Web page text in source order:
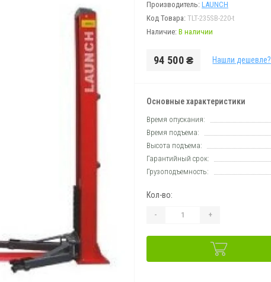
Производитель: LAUNCH
Код Товара: TLT-235SB-220-t
Наличие: В наличии
94 500 ₴ Нашли дешевле?
Основные характеристики
Время опускания:
Время подъема:
Высота подъема:
Гарантийный срок:
Грузоподъемность:
Кол-во:
- +